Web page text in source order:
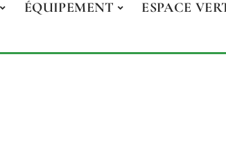
ÉQUIPEMENT ESPACE